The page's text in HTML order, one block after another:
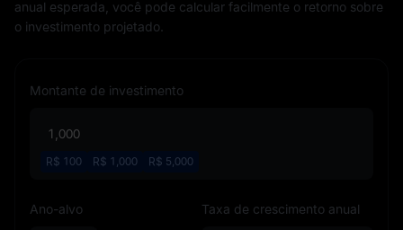
anual esperada, você pode calcular facilmente o retorno sobre
o investimento projetado.
Montante de investimento
R$ 100 R$ 1,000 R$ 5,000
Ano-alvo Taxa de crescimento anual